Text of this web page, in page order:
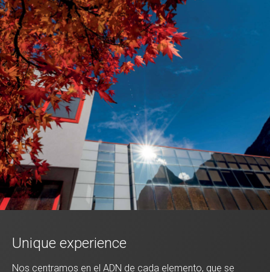
Unique experience
Nos centramos en el ADN de cada elemento, que se